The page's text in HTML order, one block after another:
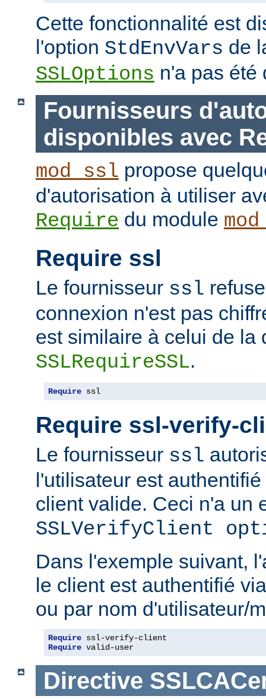
Cette fonctionnalité est
l'option StdEnvVars de
SSLOptions n'a pas été
Fournisseurs
disponibles avec
mod_ssl propose
d'autorisation à utiliser
Require du module
Require ssl
Le fournisseur ssl
connexion n'est pas
est similaire à celui de la
SSLRequireSSL.
Require ssl
Require ssl-verify-
Le fournisseur ssl
l'utilisateur est
client valide. Ceci n'a un
SSLVerifyClient
Dans l'exemple suivant,
le client est authentifié
ou par nom d'utilisateur/
Require
Require valid-user
Directive